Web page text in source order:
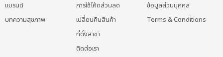
แบรนด์
บทความสุขภาพ
การใช้โค้ดส่วนลด
เปลี่ยนคืนสินค้า
ที่ตั้งสาขา
ติดต่อเรา
ข้อมูลส่วนบุคคล
Terms & Conditions